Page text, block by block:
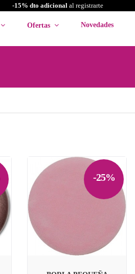
-15% dto adicionalal registrarte
Ofertas Novedades
-25%